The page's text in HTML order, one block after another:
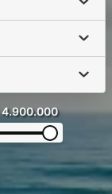
4.900.000